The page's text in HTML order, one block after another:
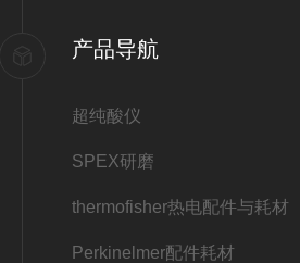
产品导航
超纯酸仪
SPEX研磨
thermofisher热电配件与耗材
Perkinelmer配件耗材